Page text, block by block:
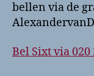
bellen via de
Bel Sixt via 020